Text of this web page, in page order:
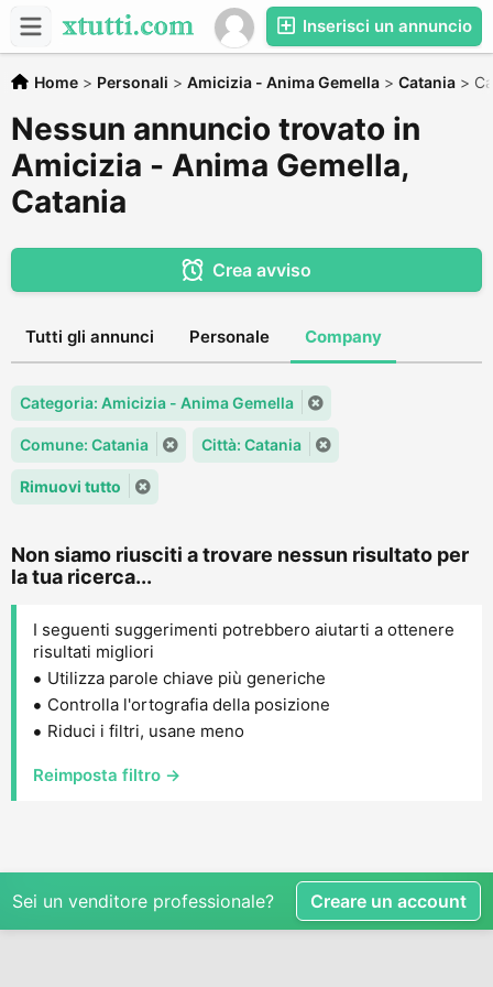
Inserisci un annuncio
Home > Personali > Amicizia - Anima Gemella > Catania >
Nessun annuncio trovato in
Amicizia - Anima Gemella,
Catania
Crea avviso
Tutti gli annunci Personale Company
Categoria: Amicizia - Anima Gemella
Comune: Catania Città: Catania
Rimuovi tutto
Non siamo riusciti a trovare nessun risultato per
la tua ricerca...
I seguenti suggerimenti potrebbero aiutarti a ottenere
risultati migliori
Utilizza parole chiave più generiche
Controlla l'ortografia della posizione
Riduci i filtri, usane meno
Reimposta filtro →
Sei un venditore professionale? Creare un account